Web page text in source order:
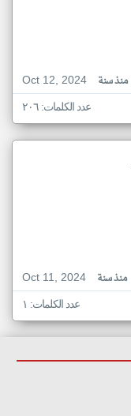
Oct 12, 2024
منذ سنة
عدد الكلمات: ٢٠٦
Oct 11, 2024
منذ سنة
عدد الكلمات: ١